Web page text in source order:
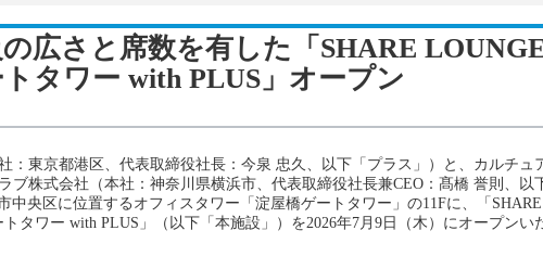
広さと席数を有した「SHARE
タワー with PLUS」オープン
：東京都港区、代表取締役社長：今泉 忠久、以下「プラス」）と、カルチュ
ブ株式会社（本社：神奈川県横浜市、代表取締役社長兼CEO：髙橋 誉則、以
中央区に位置するオフィスタワー「淀屋橋ゲートタワー」の11Fに、「SHARE
タワー with PLUS」（以下「本施設」）を2026年7月9日（木）にオープンい